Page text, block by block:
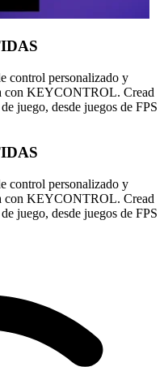
control personalizado y
con KEYCONTROL. Cread
juego, desde juegos de FPS
control personalizado y
con KEYCONTROL. Cread
juego, desde juegos de FPS